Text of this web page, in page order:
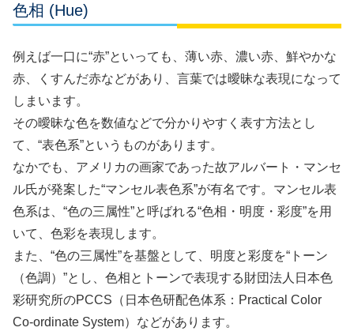
色相 (Hue)
例えば一口に“赤”といっても、薄い赤、濃い赤、鮮やかな
赤、くすんだ赤などがあり、言葉では曖昧な表現になって
しまいます。
その曖昧な色を数値などで分かりやすく表す方法とし
て、“表色系”というものがあります。
なかでも、アメリカの画家であった故アルバート・マンセ
ル氏が発案した“マンセル表色系”が有名です。マンセル表
色系は、“色の三属性”と呼ばれる“色相・明度・彩度”を用
いて、色彩を表現します。
また、“色の三属性”を基盤として、明度と彩度を“トーン
（色調）”とし、色相とトーンで表現する財団法人日本色
彩研究所のPCCS（日本色研配色体系：Practical Color
Co-ordinate System）などがあります。